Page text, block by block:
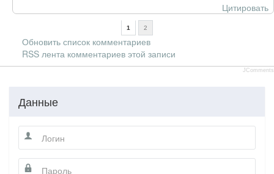
Цитировать
1 2
Обновить список комментариев
RSS лента комментариев этой записи
JComments
Данные